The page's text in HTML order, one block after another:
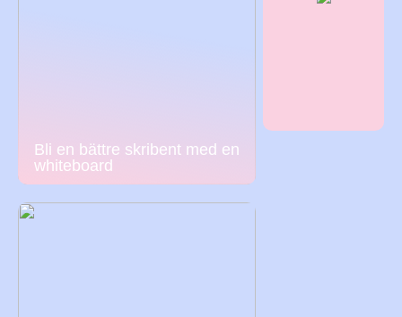
Bli en bättre skribent med en
whiteboard